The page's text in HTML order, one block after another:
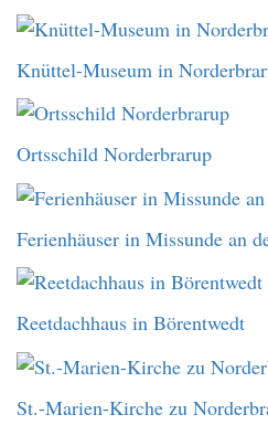
Knüttel-Museum in
Ortsschild Norderbrarup
Ferienhäuser in Missunde an
Reetdachhaus in Börentwedt
St.-Marien-Kirche zu